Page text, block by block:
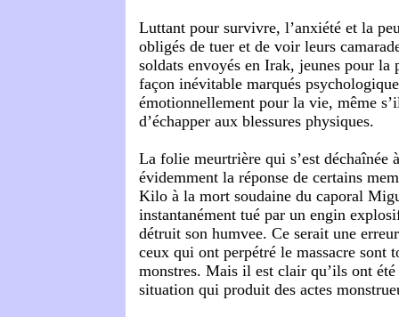
Luttant pour survivre, l’anxiété et la
obligés de tuer et de voir leurs
soldats envoyés en Irak, jeunes pour la
façon inévitable marqués
émotionnellement pour la vie, même
d’échapper aux blessures physiques.
La folie meurtrière qui s’est déchaînée
évidemment la réponse de certains
Kilo à la mort soudaine du caporal
instantanément tué par un engin
détruit son humvee. Ce serait une
ceux qui ont perpétré le massacre sont
monstres. Mais il est clair qu’ils ont été
situation qui produit des actes